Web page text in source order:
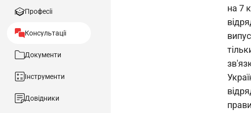
Професії
Консультації
Документи
Інструменти
Довідники
на 7